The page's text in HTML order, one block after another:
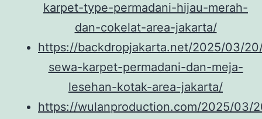
karpet-type-permadani-hijau-merah-
dan-cokelat-area-jakarta/
https://backdropjakarta.net/2025/03/
sewa-karpet-permadani-dan-meja-
lesehan-kotak-area-jakarta/
https://wulanproduction.com/2025/03/